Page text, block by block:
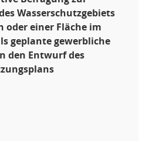
Wasserschutzgebiets
oder einer Fläche im
geplante gewerbliche
den Entwurf des